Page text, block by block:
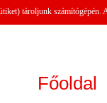
tároljunk számítógépén.
Főoldal